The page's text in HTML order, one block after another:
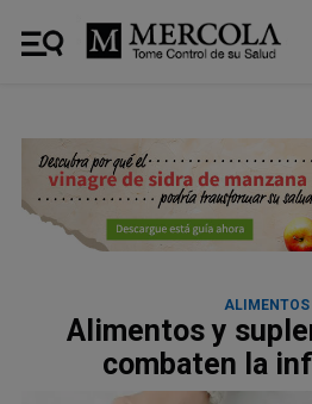
ALIMENTOS
Alimentos y
combaten la